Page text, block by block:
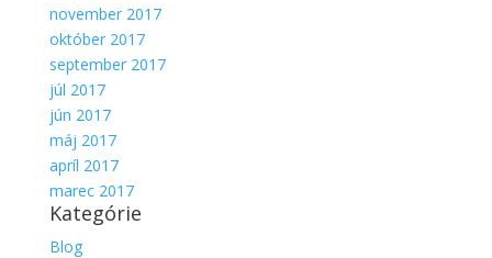
november 2017
október 2017
september 2017
júl 2017
jún 2017
máj 2017
apríl 2017
marec 2017
Kategórie
Blog